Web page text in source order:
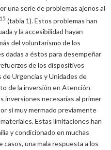
una serie de problemas ajenos al
(tabla 1). Estos problemas han
y la accesibilidad hayan
del voluntarismo de los
dadas a éstos para desempeñar
de los dispositivos
Urgencias y Unidades de
de la inversión en Atención
inversiones necesarias al primer
sí muy mermado previamente
Estas limitaciones han
y condicionado en muchas
una mala respuesta a los